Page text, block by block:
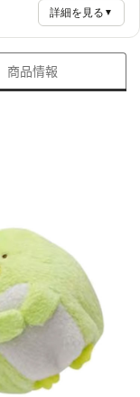
詳細を見る ▼
商品情報